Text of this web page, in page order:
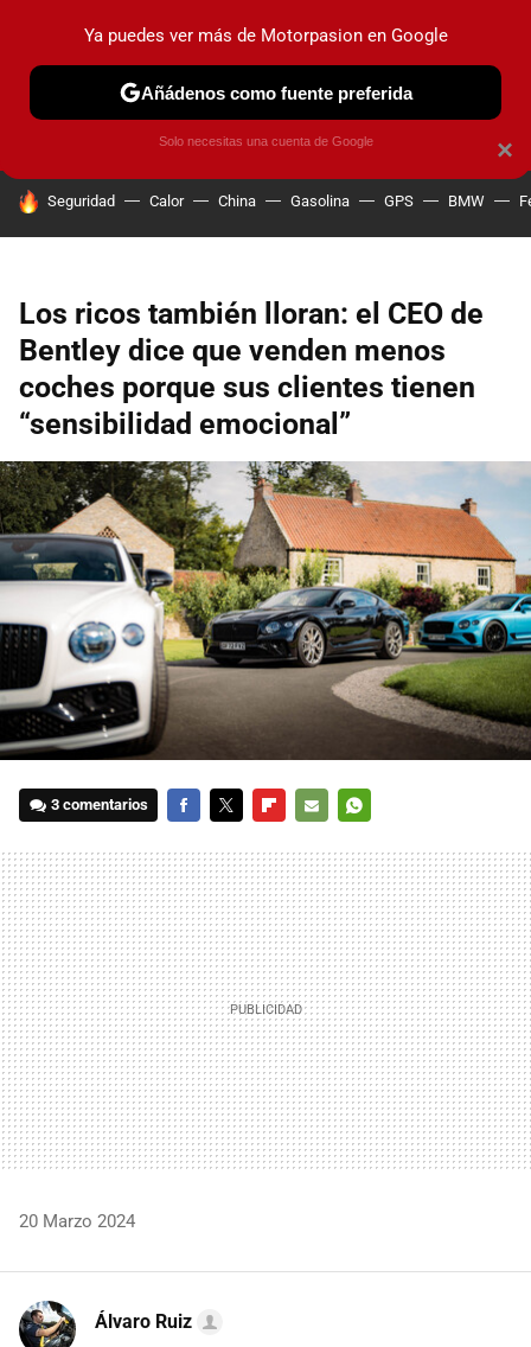
PRUEBAS COCHES ELÉCTRICOS OBSERVATORIO
HOY SE HABLA DE
Seguridad Calor China Gasolina GPS BMW
Los ricos también lloran: el CEO de
Bentley dice que venden menos
coches porque sus clientes tienen
“sensibilidad emocional”
3 comentarios
MAIL
20 Marzo 2024
Álvaro Ruiz
×
Ya puedes ver más de Motorpasion en Google
Añádenos como fuente preferida
Solo necesitas una cuenta de Google